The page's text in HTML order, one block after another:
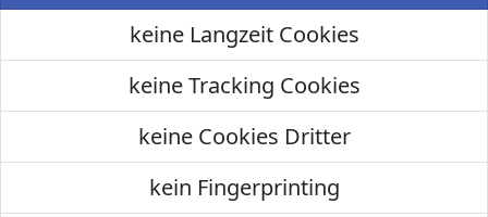
keine Langzeit Cookies
keine Tracking Cookies
keine Cookies Dritter
kein Fingerprinting